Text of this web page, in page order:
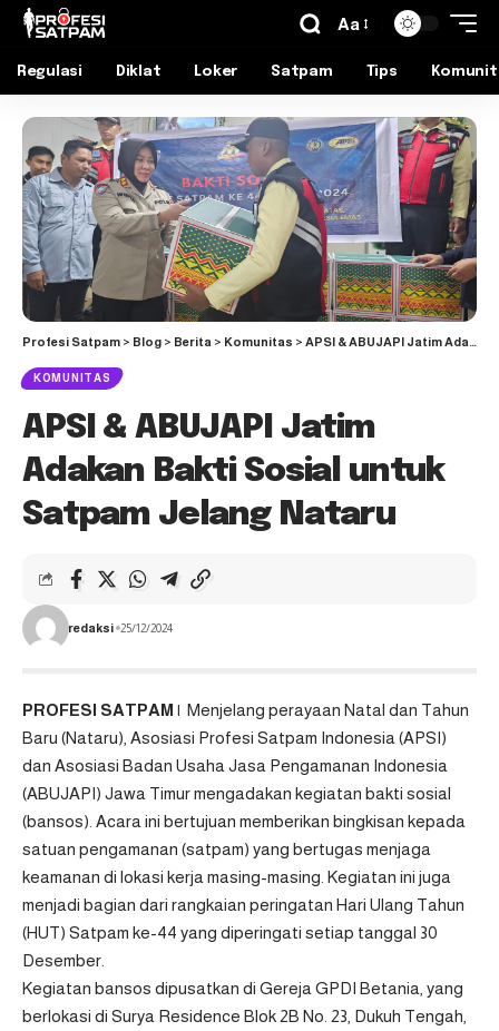
Aa
Regulasi Diklat Loker Satpam Tips
Profesi Satpam > Blog > Berita > Komunitas > APSI & ABUJAPI Jatim Adakan Bakti Sosial untuk Satpam Jelang Nataru
KOMUNITAS
APSI & ABUJAPI Jatim
Adakan Bakti Sosial untuk
Satpam Jelang Nataru
redaksi 25/12/2024
PROFESI SATPAM | Menjelang perayaan Natal dan Tahun
Baru (Nataru), Asosiasi Profesi Satpam Indonesia (APSI)
dan Asosiasi Badan Usaha Jasa Pengamanan Indonesia
(ABUJAPI) Jawa Timur mengadakan kegiatan bakti sosial
(bansos). Acara ini bertujuan memberikan bingkisan kepada
satuan pengamanan (satpam) yang bertugas menjaga
keamanan di lokasi kerja masing-masing. Kegiatan ini juga
menjadi bagian dari rangkaian peringatan Hari Ulang Tahun
(HUT) Satpam ke-44 yang diperingati setiap tanggal 30
Desember.
Kegiatan bansos dipusatkan di Gereja GPDI Betania, yang
berlokasi di Surya Residence Blok 2B No. 23, Dukuh Tengah,